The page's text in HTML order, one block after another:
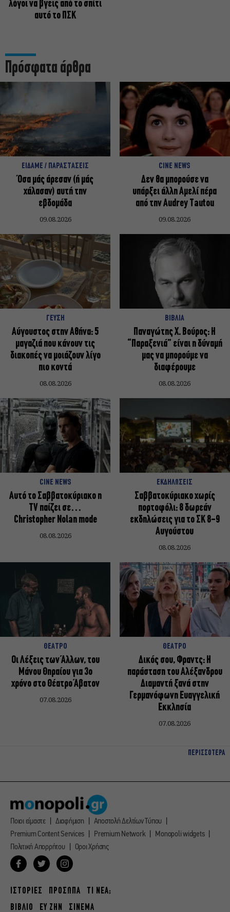
λόγοι να βγεις από το σπίτι
αυτό το ΠΣΚ
Πρόσφατα άρθρα
ΕΙΔΑΜΕ / ΠΑΡΑΣΤΑΣΕΙΣ
Όσα μάς άρεσαν (ή μάς
χάλασαν) αυτή την
εβδομάδα
09.08.2026
CINE NEWS
Δεν θα μπορούσε να
υπάρξει άλλη Αμελί πέρα
από την Audrey Tautou
09.08.2026
ΓΕΥΣΗ
Αύγουστος στην Αθήνα: 5
μαγαζιά που κάνουν τις
διακοπές να μοιάζουν λίγο
πιο κοντά
08.08.2026
ΒΙΒΛΙΑ
Παναγώτης Χ. Βούρος: Η
“Παραξενιά” είναι η δύναμή
μας να μπορούμε να
διαφέρουμε
08.08.2026
CINE NEWS
Αυτό το Σαββατοκύριακο η
TV παίζει σε…
Christopher Nolan mode
08.08.2026
ΕΚΔΗΛΩΣΕΙΣ
Σαββατοκύριακο χωρίς
πορτοφόλι: 8 δωρεάν
εκδηλώσεις για το ΣΚ 8-9
Αυγούστου
08.08.2026
ΘΕΑΤΡΟ
Οι Λέξεις των Άλλων, του
Μάνου Θηραίου για 3ο
χρόνο στο Θέατρο Άβατον
07.08.2026
ΘΕΑΤΡΟ
Δικός σου, Φραντς: Η
παράσταση του Αλέξανδρου
Διαμαντή ξανά στην
Γερμανόφωνη Ευαγγελική
Εκκλησία
07.08.2026
ΠΕΡΙΣΣΟΤΕΡΑ
Ποιοι είμαστε Διαφήμιση
Αποστολή Δελτίων Τύπου
Premium Content Services
Premium Network
Monopoli widgets
Πολιτική Απορρήτου
Οροι Χρήσης
ΙΣΤΟΡΙΕΣ ΠΡΟΣΩΠΑ
ΤΙ ΝΕΑ;
ΒΙΒΛΙΟ
ΕΥ ΖΗΝ ΣΙΝΕΜΑ